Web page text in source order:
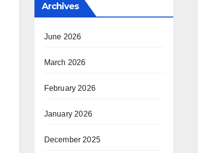
Archives
June 2026
March 2026
February 2026
January 2026
December 2025